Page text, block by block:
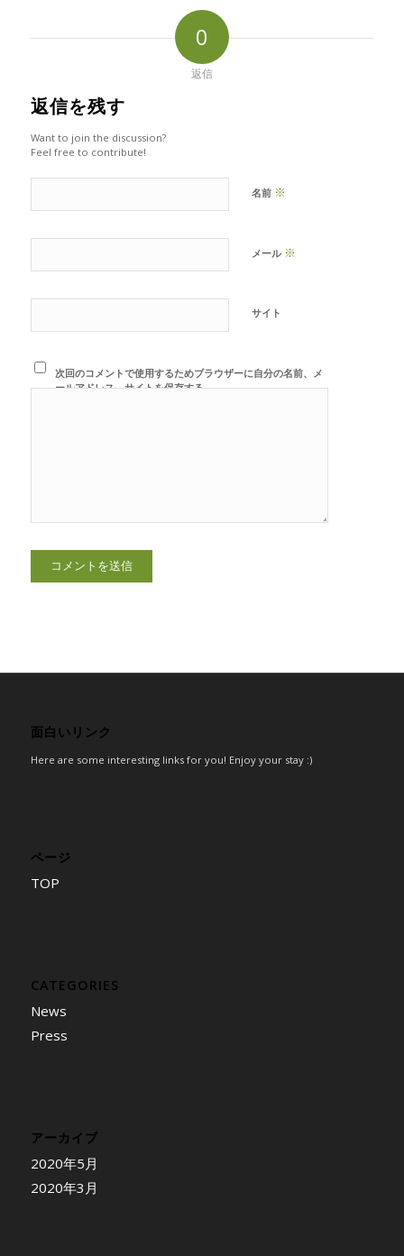
0
返信
返信を残す
Want to join the discussion?
Feel free to contribute!
名前 ※
メール ※
サイト
次回のコメントで使用するためブラウザーに自分の名前、メ
ールアドレス、サイトを保存する。
面白いリンク
Here are some interesting links for you! Enjoy your stay :)
ページ
TOP
CATEGORIES
News
Press
アーカイブ
2020年5月
2020年3月